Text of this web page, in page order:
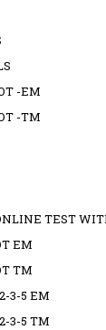
-EM
-TM
TEST
EM
TM
3-5 EM
3-5 TM